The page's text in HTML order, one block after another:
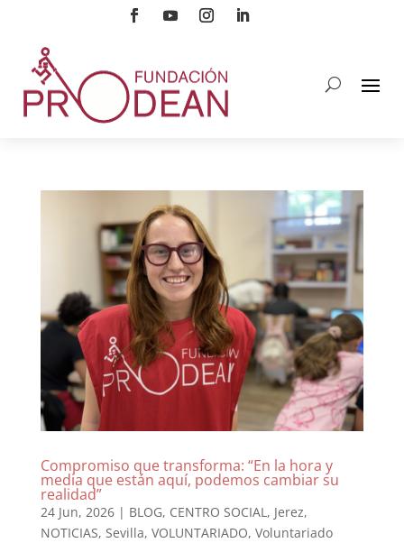
Compromiso que transforma: “En la hora y
media que están aquí, podemos cambiar su
realidad”
24 Jun, 2026| BLOG, CENTRO SOCIAL , Jerez,
NOTICIAS, Sevilla, VOLUNTARIADO, Voluntariado